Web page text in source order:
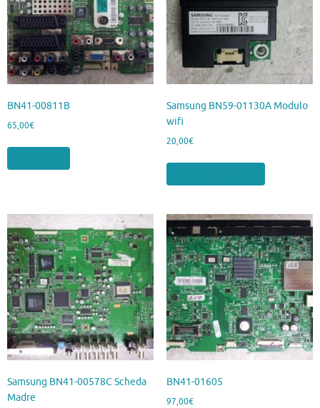
BN41-00811B
65,00€
Samsung BN59-01130A Modulo
wifi
20,00€
Samsung BN41-00578C Scheda
Madre
BN41-01605
97,00€